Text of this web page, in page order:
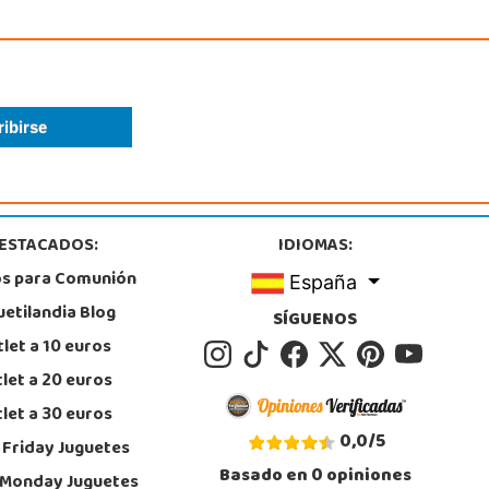
Juguetilandia Gines
Gines
Tienda
Juguetilandia Leganés
comercial Plaza Nueva, Avenida Puerta del Sol 2, mediana 2-A
Tienda
para Comunión
Blog
a 10 euros
a 20 euros
a 30 euros
Juguetes
IDIOMAS:
España
SÍGUENOS
0,0/5
Basado en0opiniones